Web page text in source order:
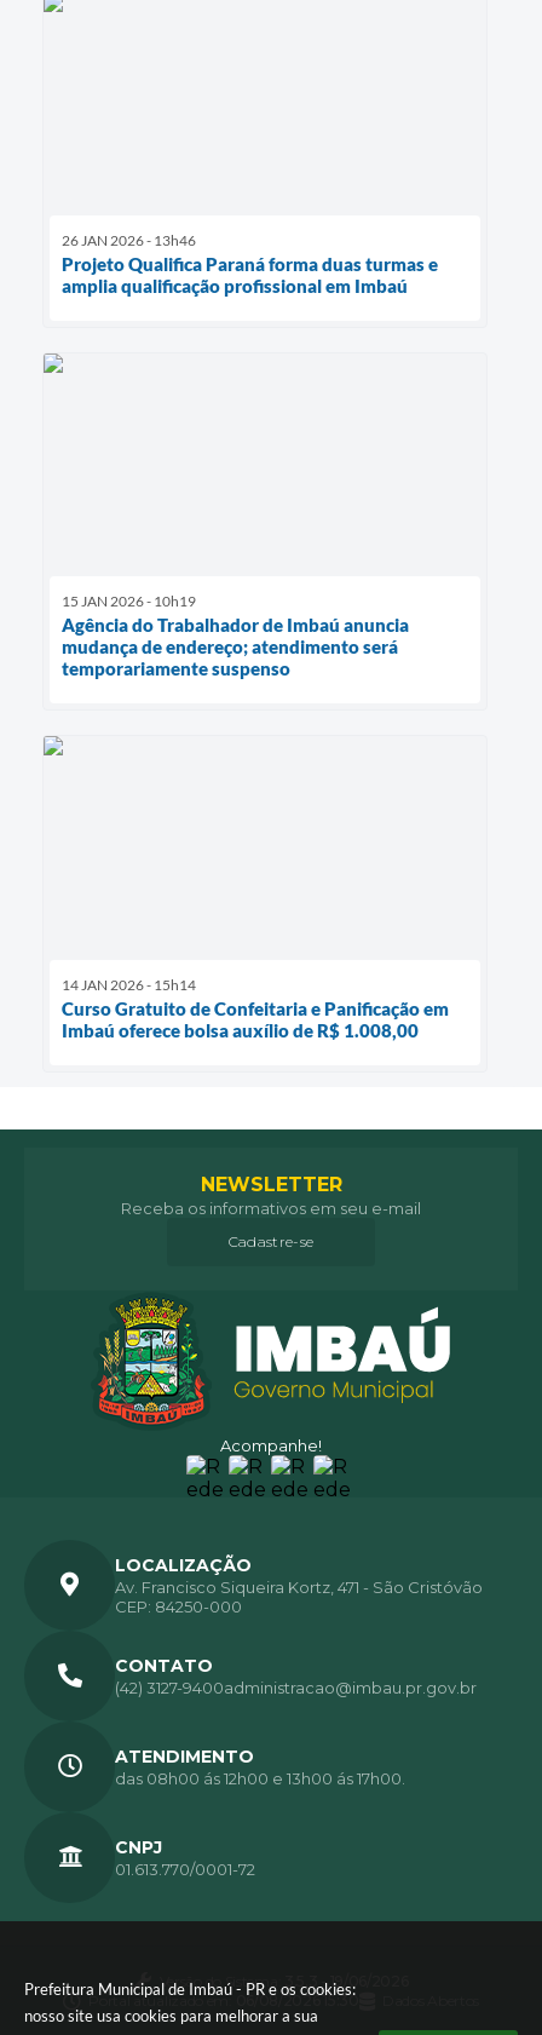
Prefeitura Municipal de Imbaú - PR e os cookies:
nosso site usa cookies para melhorar a sua
26 JAN 2026 - 13h46
Projeto Qualifica Paraná forma duas turmas e
amplia qualificação profissional em Imbaú
15 JAN 2026 - 10h19
Agência do Trabalhador de Imbaú anuncia
mudança de endereço; atendimento será
temporariamente suspenso
14 JAN 2026 - 15h14
Curso Gratuito de Confeitaria e Panificação em
Imbaú oferece bolsa auxílio de R$ 1.008,00
Acompanhe!
NEWSLETTER
Receba os informativos em seu e-mail
Cadastre-se
LOCALIZAÇÃO
Av. Francisco Siqueira Kortz, 471 - São Cristóvão
CEP: 84250-000
CONTATO
(42) 3127-9400administracao@imbau.pr.gov.br
ATENDIMENTO
das 08h00 ás 12h00 e 13h00 ás 17h00.
CNPJ
01.613.770/0001-72
Versão do Sistema:
3.5.3 - 19/06/2026
Portal atualizado em:
06/08/2026 15:30